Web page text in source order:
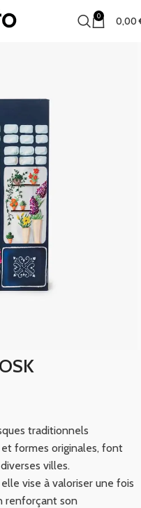
0 0,00
traditionnels
et formes originales, font
villes.
vise à valoriser une fois
renforçant son